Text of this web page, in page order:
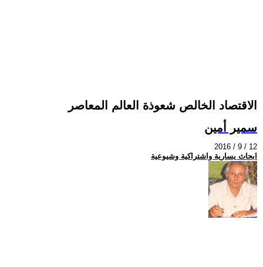
الاقتصاد الخالص شعوذة العالم المعاصر
سمير أمين
2016 / 9 / 12
ابحاث يسارية واشتراكية وشيوعية